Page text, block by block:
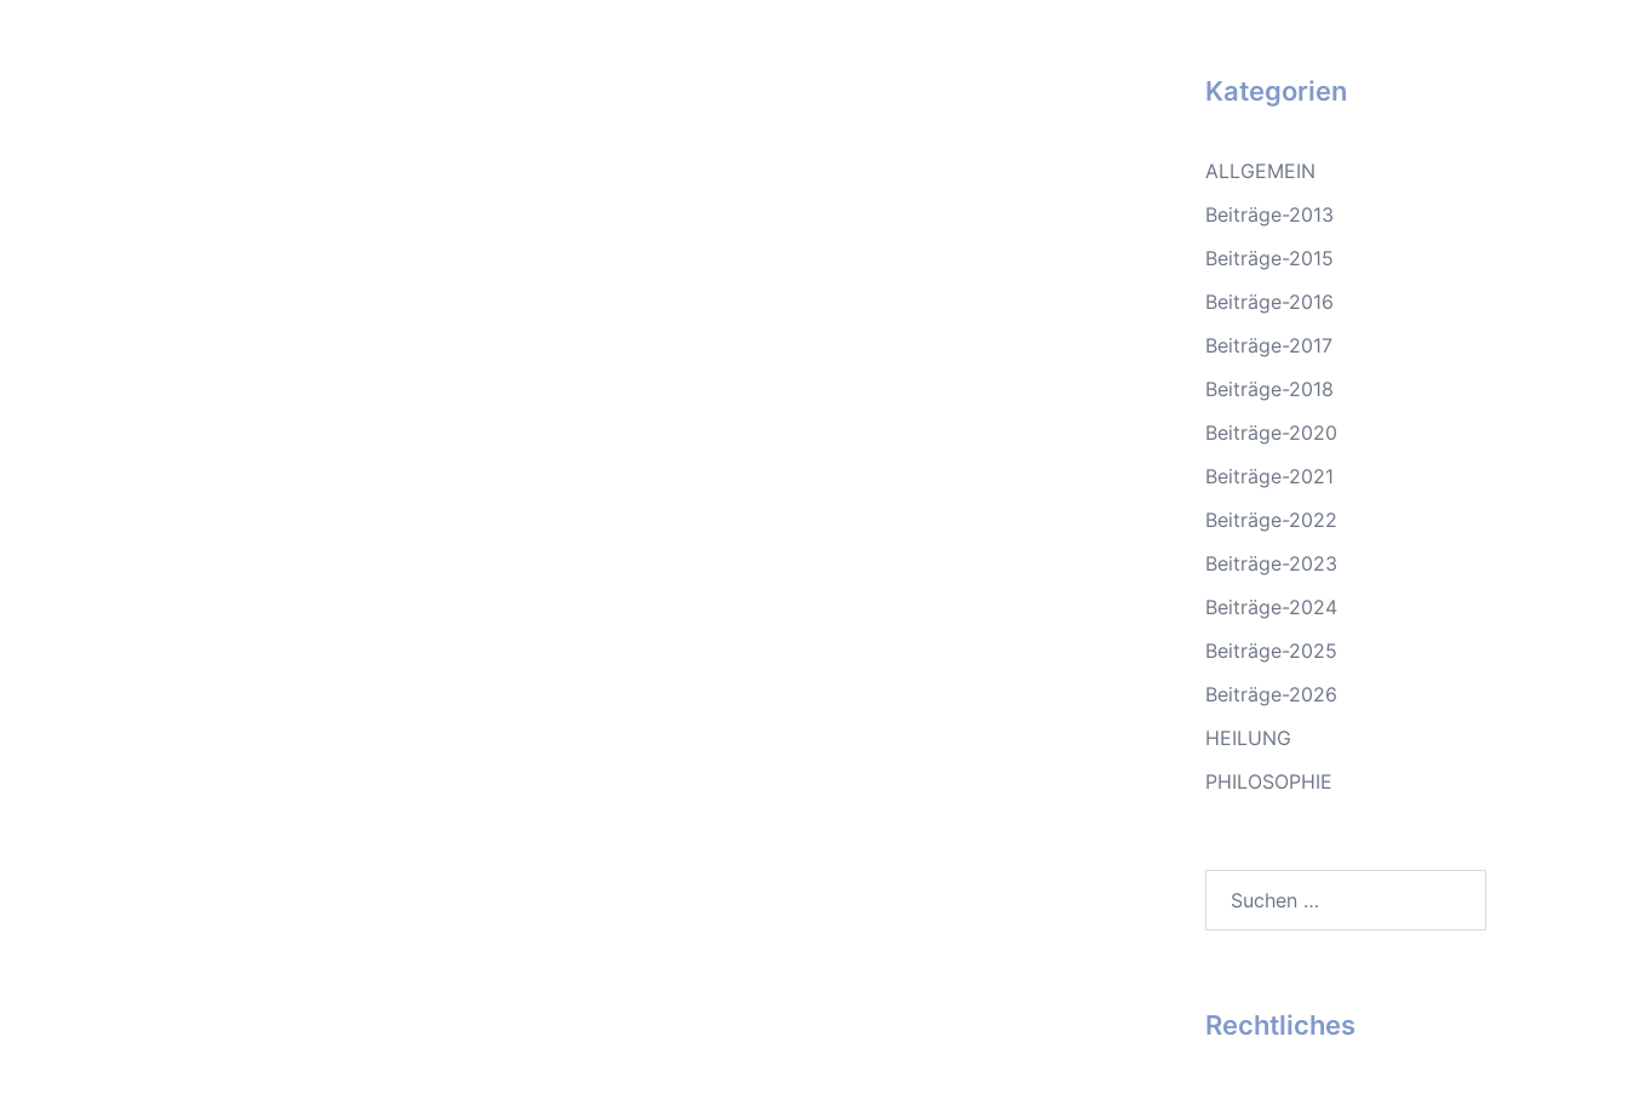
Kategorien
ALLGEMEIN
Beiträge-2013
Beiträge-2015
Beiträge-2016
Beiträge-2017
Beiträge-2018
Beiträge-2020
Beiträge-2021
Beiträge-2022
Beiträge-2023
Beiträge-2024
Beiträge-2025
Beiträge-2026
HEILUNG
PHILOSOPHIE
nach:
Rechtliches